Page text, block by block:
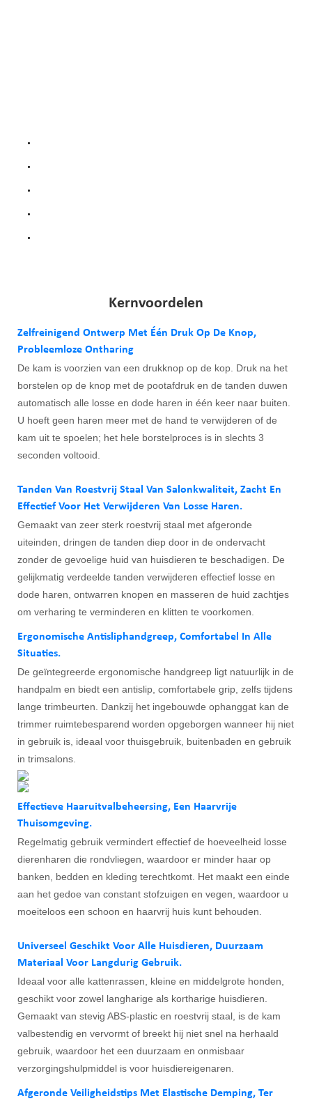
Kernvoordelen
Zelfreinigend Ontwerp Met Één Druk Op De Knop,
Probleemloze Ontharing
De kam is voorzien van een drukknop op de kop. Druk na het
borstelen op de knop met de pootafdruk en de tanden duwen
automatisch alle losse en dode haren in één keer naar buiten.
U hoeft geen haren meer met de hand te verwijderen of de
kam uit te spoelen; het hele borstelproces is in slechts 3
seconden voltooid.
Tanden Van Roestvrij Staal Van Salonkwaliteit, Zacht En
Effectief Voor Het Verwijderen Van Losse Haren.
Gemaakt van zeer sterk roestvrij staal met afgeronde
uiteinden, dringen de tanden diep door in de ondervacht
zonder de gevoelige huid van huisdieren te beschadigen. De
gelijkmatig verdeelde tanden verwijderen effectief losse en
dode haren, ontwarren knopen en masseren de huid zachtjes
om verharing te verminderen en klitten te voorkomen.
Ergonomische Antisliphandgreep, Comfortabel In Alle
Situaties.
De geïntegreerde ergonomische handgreep ligt natuurlijk in de
handpalm en biedt een antislip, comfortabele grip, zelfs tijdens
lange trimbeurten. Dankzij het ingebouwde ophanggat kan de
trimmer ruimtebesparend worden opgeborgen wanneer hij niet
in gebruik is, ideaal voor thuisgebruik, buitenbaden en gebruik
in trimsalons.
Effectieve Haaruitvalbeheersing, Een Haarvrije
Thuisomgeving.
Regelmatig gebruik vermindert effectief de hoeveelheid losse
dierenharen die rondvliegen, waardoor er minder haar op
banken, bedden en kleding terechtkomt. Het maakt een einde
aan het gedoe van constant stofzuigen en vegen, waardoor u
moeiteloos een schoon en haarvrij huis kunt behouden.
Universeel Geschikt Voor Alle Huisdieren, Duurzaam
Materiaal Voor Langdurig Gebruik.
Ideaal voor alle kattenrassen, kleine en middelgrote honden,
geschikt voor zowel langharige als kortharige huisdieren.
Gemaakt van stevig ABS-plastic en roestvrij staal, is de kam
valbestendig en vervormt of breekt hij niet snel na herhaald
gebruik, waardoor het een duurzaam en onmisbaar
verzorgingshulpmiddel is voor huisdiereigenaren.
Afgeronde Veiligheidstips Met Elastische Demping, Ter